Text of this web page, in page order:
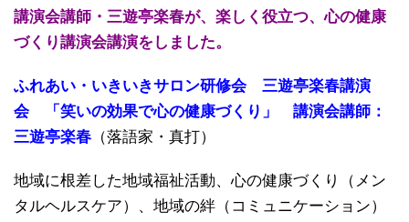
講演会講師・三遊亭楽春が、楽しく役立つ、心の健康
づくり講演会講演をしました。
ふれあい・いきいきサロン研修会 三遊亭楽春講演
会 「笑いの効果で心の健康づくり」 講演会講師：
三遊亭楽春 （落語家・真打）
地域に根差した地域福祉活動、心の健康づくり（メン
タルヘルスケア）、地域の絆（コミュニケーション）